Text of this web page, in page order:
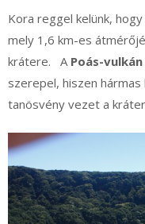
Kora reggel kelünk,
mely 1,6 km-es
krátere. A Poás-vulkán
szerepel, hiszen
tanösvény vezet a